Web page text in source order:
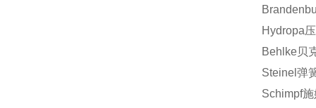
Hydropa
Behlke贝
Steinel弹
Schimpf施